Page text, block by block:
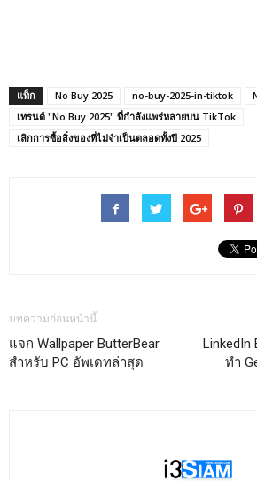
แท็ก No Buy 2025 no-buy-2025-in-tiktok
เทรนด์ "No Buy 2025" ที่กำลังแพร่หลายบน TikTok
เลิกการซื้อสิ่งของที่ไม่จำเป็นตลอดทั้งปี 2025
บทความก่อนหน้านี้
แจก Wallpaper ButterBear
สำหรับ PC อัพเดทล่าสุด
ทำ